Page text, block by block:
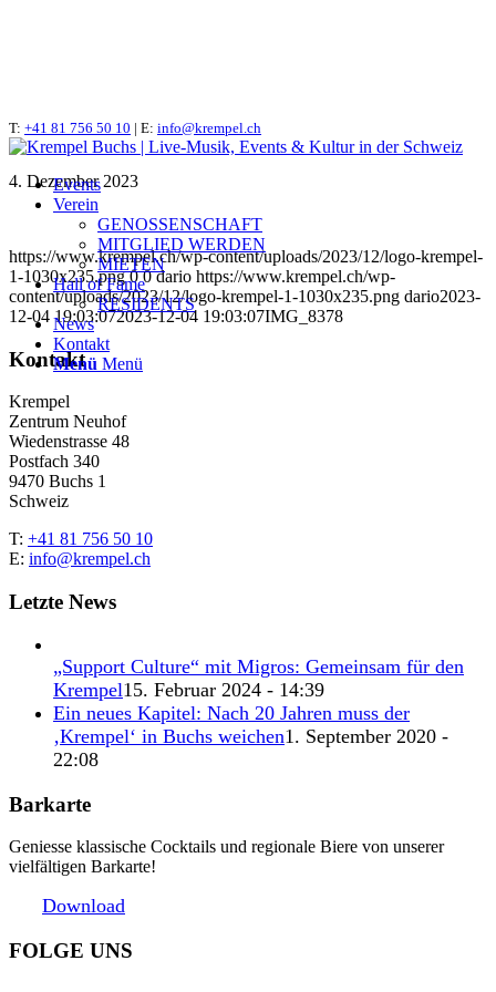
T: +41 81 756 50 10 | E: info@krempel.ch
Events
Verein
GENOSSENSCHAFT
MITGLIED WERDEN
MIETEN
Hall of Fame
RESIDENTS
News
Kontakt
Menü Menü
IMG_8378
4. Dezember 2023
https://www.krempel.ch/wp-content/uploads/2023/12/logo-krempel-
1-1030x235.png 0 0 dario https://www.krempel.ch/wp-
content/uploads/2023/12/logo-krempel-1-1030x235.png dario2023-
12-04 19:03:072023-12-04 19:03:07IMG_8378
Kontakt
Krempel
Zentrum Neuhof
Wiedenstrasse 48
Postfach 340
9470 Buchs 1
Schweiz
T: +41 81 756 50 10
E: info@krempel.ch
Letzte News
„Support Culture“ mit Migros: Gemeinsam für den
Krempel15. Februar 2024 - 14:39
Ein neues Kapitel: Nach 20 Jahren muss der
‚Krempel‘ in Buchs weichen1. September 2020 -
22:08
Barkarte
Geniesse klassische Cocktails und regionale Biere von unserer
vielfältigen Barkarte!
Download
FOLGE UNS